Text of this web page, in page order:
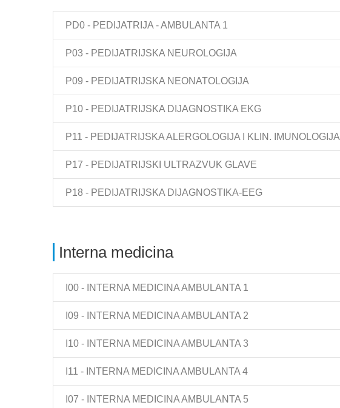
PD0 - PEDIJATRIJA - AMBULANTA 1
P03 - PEDIJATRIJSKA NEUROLOGIJA
P09 - PEDIJATRIJSKA NEONATOLOGIJA
P10 - PEDIJATRIJSKA DIJAGNOSTIKA EKG
P11 - PEDIJATRIJSKA ALERGOLOGIJA I KLIN. IMUNOLOGIJA
P17 - PEDIJATRIJSKI ULTRAZVUK GLAVE
P18 - PEDIJATRIJSKA DIJAGNOSTIKA-EEG
Interna medicina
I00 - INTERNA MEDICINA AMBULANTA 1
I09 - INTERNA MEDICINA AMBULANTA 2
I10 - INTERNA MEDICINA AMBULANTA 3
I11 - INTERNA MEDICINA AMBULANTA 4
I07 - INTERNA MEDICINA AMBULANTA 5